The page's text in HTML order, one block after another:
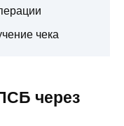
чека
через